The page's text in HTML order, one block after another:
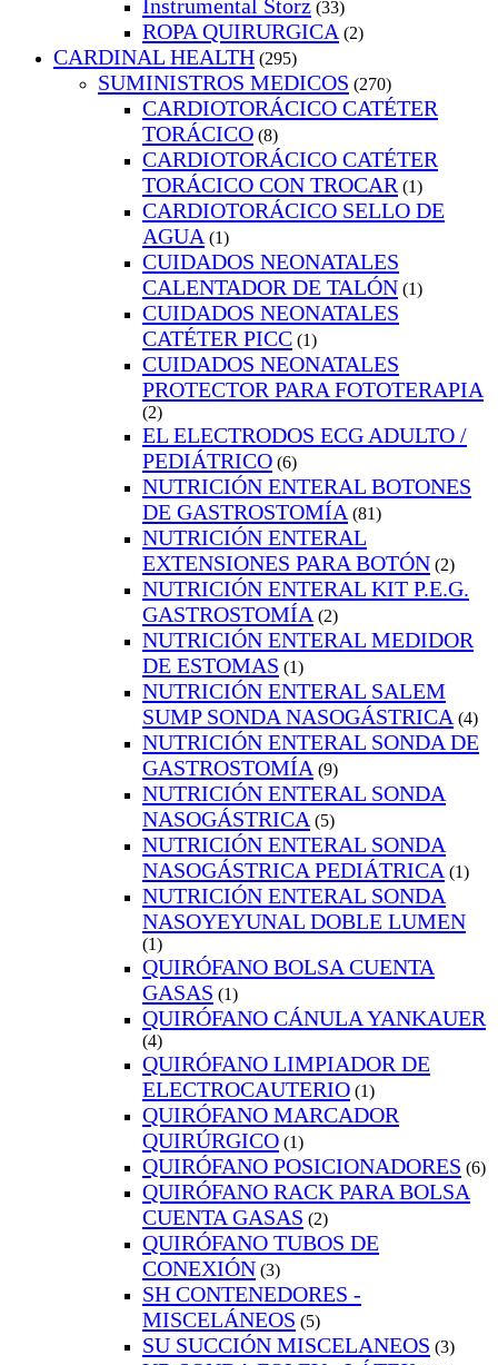
Instrumental Storz (33)
ROPA QUIRURGICA (2)
CARDINAL HEALTH (295)
SUMINISTROS MEDICOS (270)
CARDIOTORÁCICO CATÉTER
TORÁCICO (8)
CARDIOTORÁCICO CATÉTER
TORÁCICO CON TROCAR (1)
CARDIOTORÁCICO SELLO DE
AGUA (1)
CUIDADOS NEONATALES
CALENTADOR DE TALÓN (1)
CUIDADOS NEONATALES
CATÉTER PICC (1)
CUIDADOS NEONATALES
PROTECTOR PARA FOTOTERAPIA
(2)
EL ELECTRODOS ECG ADULTO /
PEDIÁTRICO (6)
NUTRICIÓN ENTERAL BOTONES
DE GASTROSTOMÍA (81)
NUTRICIÓN ENTERAL
EXTENSIONES PARA BOTÓN (2)
NUTRICIÓN ENTERAL KIT P.E.G.
GASTROSTOMÍA (2)
NUTRICIÓN ENTERAL MEDIDOR
DE ESTOMAS (1)
NUTRICIÓN ENTERAL SALEM
SUMP SONDA NASOGÁSTRICA (4)
NUTRICIÓN ENTERAL SONDA DE
GASTROSTOMÍA (9)
NUTRICIÓN ENTERAL SONDA
NASOGÁSTRICA (5)
NUTRICIÓN ENTERAL SONDA
NASOGÁSTRICA PEDIÁTRICA (1)
NUTRICIÓN ENTERAL SONDA
NASOYEYUNAL DOBLE LUMEN
(1)
QUIRÓFANO BOLSA CUENTA
GASAS (1)
QUIRÓFANO CÁNULA YANKAUER
(4)
QUIRÓFANO LIMPIADOR DE
ELECTROCAUTERIO (1)
QUIRÓFANO MARCADOR
QUIRÚRGICO (1)
QUIRÓFANO POSICIONADORES (6)
QUIRÓFANO RACK PARA BOLSA
CUENTA GASAS (2)
QUIRÓFANO TUBOS DE
CONEXIÓN (3)
SH CONTENEDORES -
MISCELÁNEOS (5)
SU SUCCIÓN MISCELANEOS (3)